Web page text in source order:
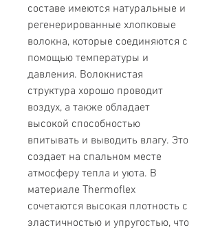
составе имеются натуральные и
регенерированные хлопковые
волокна, которые соединяются с
помощью температуры и
давления. Волокнистая
структура хорошо проводит
воздух, а также обладает
высокой способностью
впитывать и выводить влагу. Это
создает на спальном месте
атмосферу тепла и уюта. В
материале Thermoflex
сочетаются высокая плотность с
эластичностью и упругостью, что